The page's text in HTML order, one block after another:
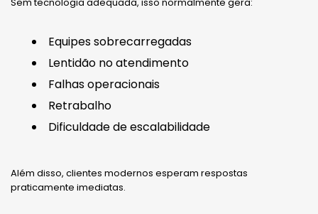
Equipes sobrecarregadas
Lentidão no atendimento
Falhas operacionais
Retrabalho
Dificuldade de escalabilidade
Além disso, clientes modernos esperam respostas
praticamente imediatas.